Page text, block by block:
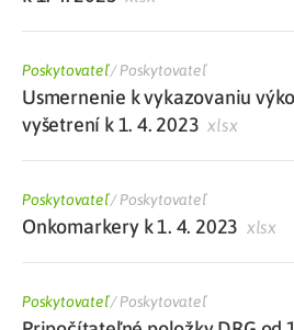
Poskytovateľ/Poskytovateľ
Usmernenie k vykazovaniu
vyšetrení k 1. 4. 2023 xlsx
Poskytovateľ/Poskytovateľ
Onkomarkery k 1. 4. 2023 xlsx
Poskytovateľ/Poskytovateľ